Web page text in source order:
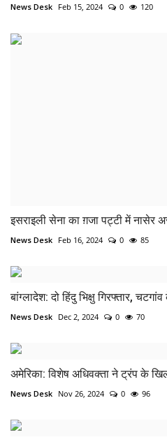
News Desk Feb 15, 2024 0 120
इसराइली सेना का ग़जा पट्टी में नासेर
News Desk Feb 16, 2024 0 85
बांग्लादेश: दो हिंदु भिक्षु गिरफ्तार,
News Desk Dec 2, 2024 0 70
अमेरिका: विशेष अधिवक्ता ने ट्रंप के
News Desk Nov 26, 2024 0 96